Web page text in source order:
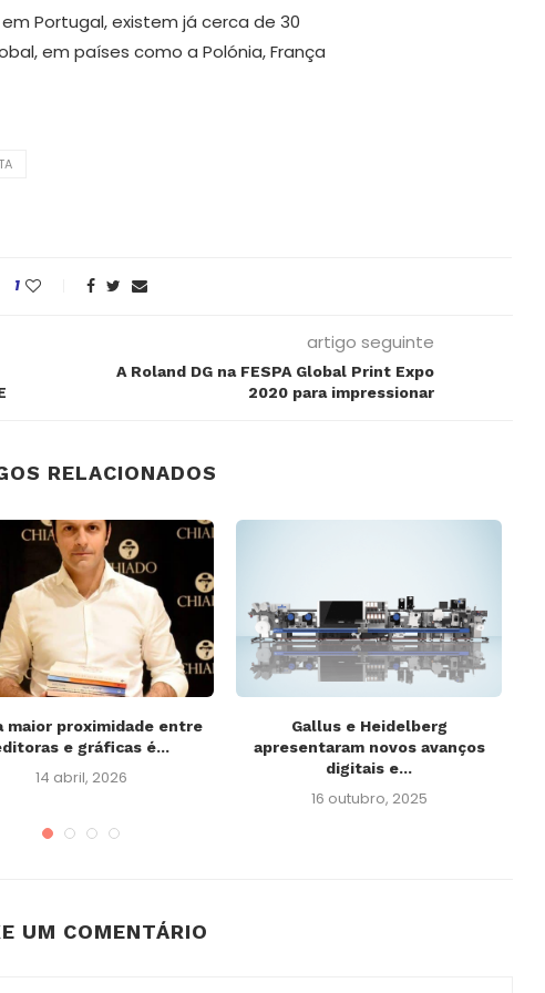
Portugal, existem já cerca de 30
em países como a Polónia, França
1
artigo seguinte
A Roland DG na FESPA Global Print Expo
2020 para impressionar
RELACIONADOS
maior proximidade entre
e gráficas é...
14 abril, 2026
Gallus e Heidelberg
apresentaram novos avanços
digitais e...
16 outubro, 2025
UM COMENTÁRIO